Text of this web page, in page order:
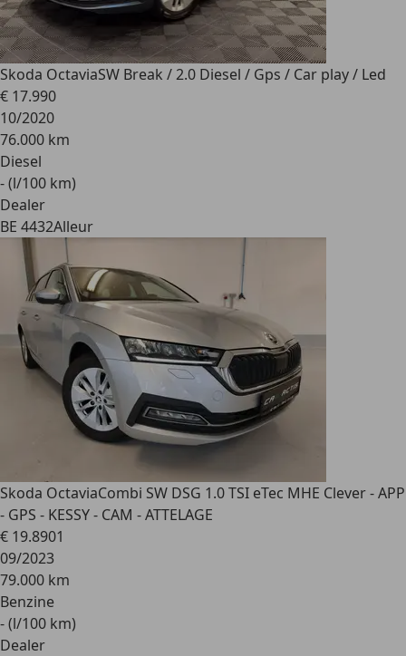
Skoda OctaviaSW Break / 2.0 Diesel / Gps / Car play / Led
€ 17.990
10/2020
76.000 km
Diesel
- (l/100 km)
Dealer
BE 4432Alleur
Skoda OctaviaCombi SW DSG 1.0 TSI eTec MHE Clever - APP
- GPS - KESSY - CAM - ATTELAGE
€ 19.8901
09/2023
79.000 km
Benzine
- (l/100 km)
Dealer